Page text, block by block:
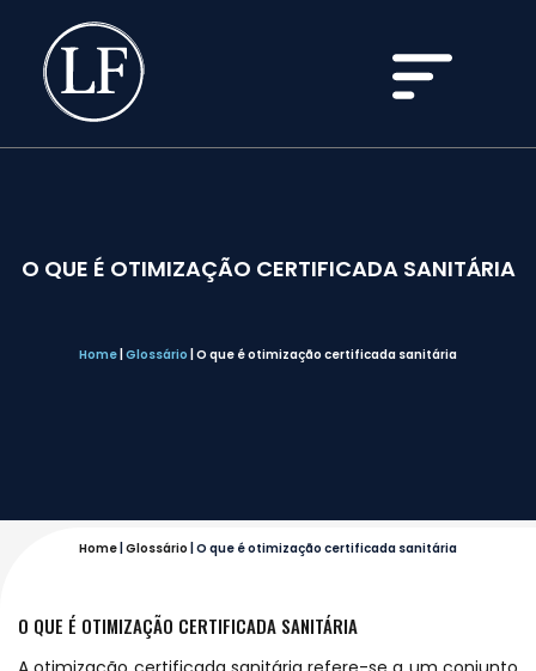
O QUE É OTIMIZAÇÃO CERTIFICADA SANITÁRIA
Home Glossário O que é otimização certificada sanitária
Home Glossário O que é otimização certificada sanitária
O QUE É OTIMIZAÇÃO CERTIFICADA SANITÁRIA